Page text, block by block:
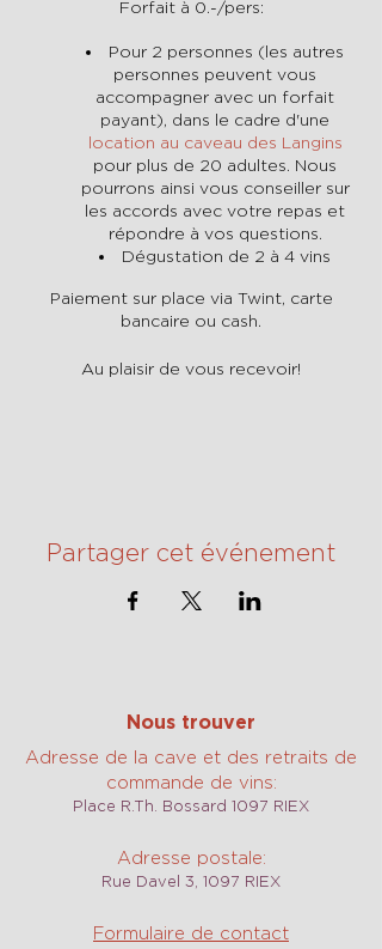
Forfait à 0.-/pers:
Pour 2 personnes (les autres
personnes peuvent vous
accompagner avec un forfait
payant), dans le cadre d'une
location au caveau des Langins
pour plus de 20 adultes. Nous
pourrons ainsi vous conseiller sur
les accords avec votre repas et
répondre à vos questions.
Dégustation de 2 à 4 vins
Paiement sur place via Twint, carte
bancaire ou cash.
Au plaisir de vous recevoir!
Partager cet événement
Nous trouver
Adresse de la cave et des retraits de
commande de vins:
Place R.Th. Bossard 1097 RIEX
Adresse postale:
Rue Davel 3, 1097 RIEX
Formulaire de contact